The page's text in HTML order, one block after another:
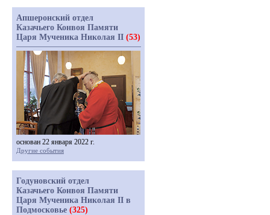
Апшеронский отдел
Казачьего Конвоя Памяти
Царя Мученика Николая II (53)
основан 22 января 2022 г.
Другие события
Годуновский отдел
Казачьего Конвоя Памяти
Царя Мученика Николая II в
Подмосковье (325)